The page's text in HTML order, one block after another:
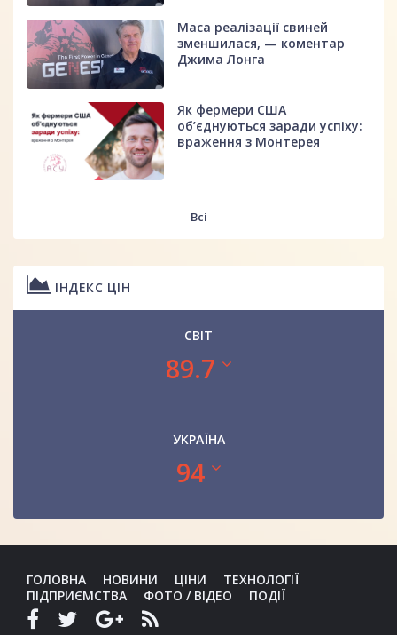
Маса реалізації свиней
зменшилася, — коментар
Джима Лонга
Як фермери США
об’єднуються заради успіху:
враження з Монтерея
Всі
ІНДЕКС ЦІН
СВІТ
89.7
УКРАЇНА
94
ГОЛОВНА НОВИНИ ЦІНИ
ТЕХНОЛОГІЇ
ПІДПРИЄМСТВА
ФОТО / ВІДЕО ПОДІЇ